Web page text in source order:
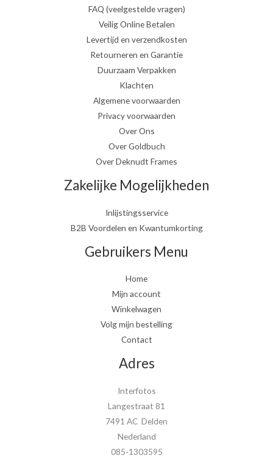
FAQ (veelgestelde vragen)
Veilig Online Betalen
Levertijd en verzendkosten
Retourneren en Garantie
Duurzaam Verpakken
Klachten
Algemene voorwaarden
Privacy voorwaarden
Over Ons
Over Goldbuch
Over Deknudt Frames
Zakelijke Mogelijkheden
Inlijstingsservice
B2B Voordelen en Kwantumkorting
Gebruikers Menu
Home
Mijn account
Winkelwagen
Volg mijn bestelling
Contact
Adres
Interfotos
Langestraat 81
7491 AC Delden
Nederland
085-1303595